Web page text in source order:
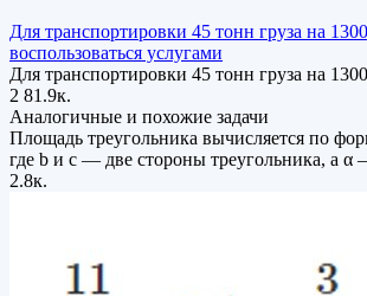
Для транспортировки 45 тонн груза на
воспользоваться услугами
Для транспортировки 45 тонн груза на
2 81.9к.
Аналогичные и похожие задачи
Площадь треугольника вычисляется по
где b и c — две стороны треугольника, а α
2.8к.